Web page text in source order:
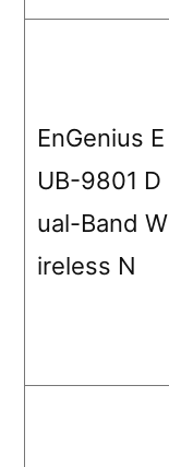
EnGenius E
UB-9801 D
ual-Band W
ireless N